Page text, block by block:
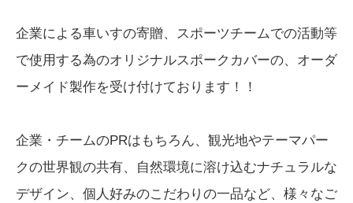
企業による車いすの寄贈、スポーツチームでの活動等
で使用する為のオリジナルスポークカバーの、オーダ
ーメイド製作を受け付けております！！
企業・チームのPRはもちろん、観光地やテーマパー
クの世界観の共有、自然環境に溶け込むナチュラルな
デザイン、個人好みのこだわりの一品など、様々なご